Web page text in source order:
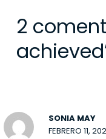
2
SONIA MAY
FEBRERO 11,